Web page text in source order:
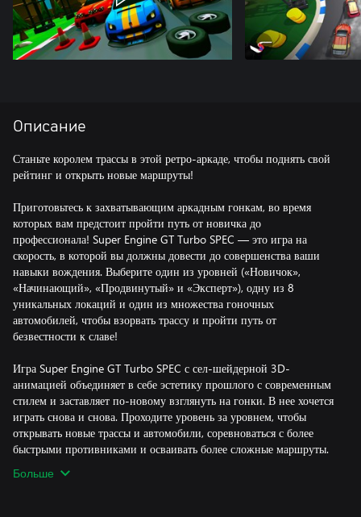
Описание
Станьте королем трассы в этой ретро-аркаде, чтобы поднять свой
рейтинг и открыть новые маршруты!
Приготовьтесь к захватывающим аркадным гонкам, во время
которых вам предстоит пройти путь от новичка до
профессионала! Super Engine GT Turbo SPEC — это игра на
скорость, в которой вы должны довести до совершенства ваши
навыки вождения. Выберите один из уровней («‎Новичок»,
«Начинающий», «‎Продвинутый» и «Эксперт»), одну из 8
уникальных локаций и один из множества гоночных
автомобилей, чтобы взорвать трассу и пройти путь от
безвестности к славе!
Игра Super Engine GT Turbo SPEC с сел-шейдерной 3D-
анимацией объединяет в себе эстетику прошлого с современным
стилем и заставляет по-новому взглянуть на гонки. В нее хочется
играть снова и снова. Проходите уровень за уровнем, чтобы
открывать новые трассы и автомобили, соревноваться с более
быстрыми противниками и осваивать более сложные маршруты.
Больше